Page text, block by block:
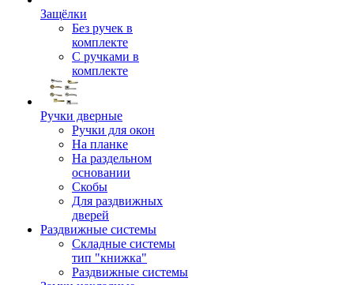
Защёлки
Без ручек в
комплекте
С ручками в
комплекте
Ручки дверные
Ручки для окон
На планке
На раздельном
основании
Скобы
Для раздвижных
дверей
Раздвижные системы
Складные системы
тип "книжка"
Раздвижные системы